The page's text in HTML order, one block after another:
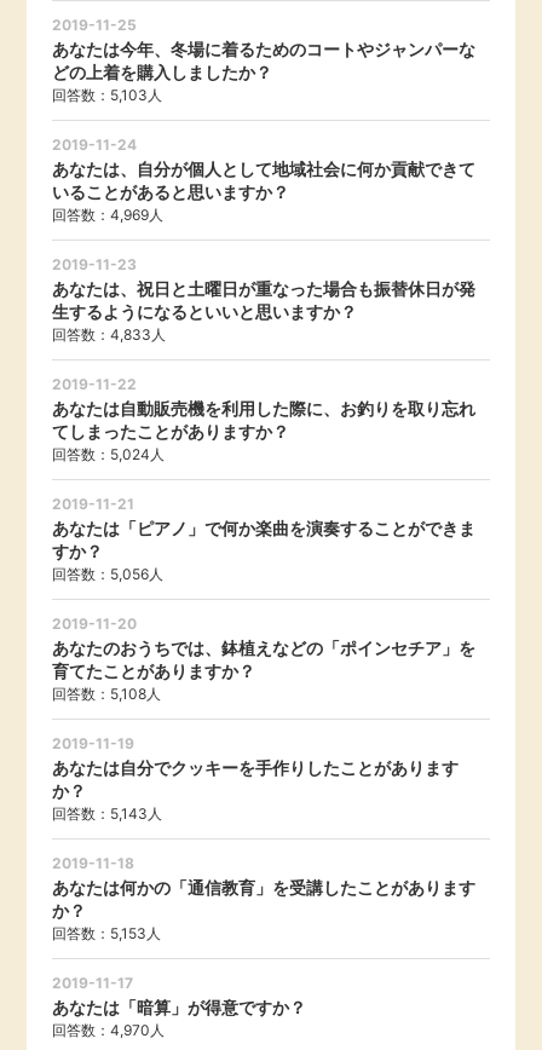
ポイ活お得情報
お友達紹介
カード比較
毎日ゲット
特集一覧
GMOポイ活の使い方
ヘルプセンター
月額有料サービス
銀行・金融・投資
家計の固定費
2019-11-25
あなたは今年、冬場に着るためのコートやジャンパーな
どの上着を購入しましたか？
回答数：5,103人
2019-11-24
あなたは、自分が個人として地域社会に何か貢献できて
いることがあると思いますか？
回答数：4,969人
2019-11-23
あなたは、祝日と土曜日が重なった場合も振替休日が発
生するようになるといいと思いますか？
回答数：4,833人
2019-11-22
あなたは自動販売機を利用した際に、お釣りを取り忘れ
てしまったことがありますか？
回答数：5,024人
2019-11-21
あなたは「ピアノ」で何か楽曲を演奏することができま
すか？
回答数：5,056人
2019-11-20
あなたのおうちでは、鉢植えなどの「ポインセチア」を
育てたことがありますか？
回答数：5,108人
2019-11-19
あなたは自分でクッキーを手作りしたことがあります
か？
回答数：5,143人
2019-11-18
あなたは何かの「通信教育」を受講したことがあります
か？
回答数：5,153人
2019-11-17
あなたは「暗算」が得意ですか？
回答数：4,970人